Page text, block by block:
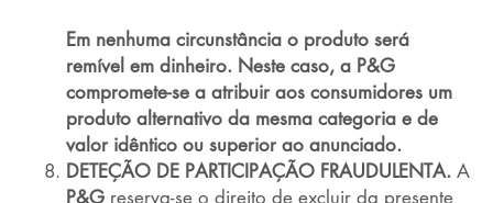
Em nenhuma circunstância o produto será
remível em dinheiro. Neste caso, a P&G
compromete-se a atribuir aos consumidores um
produto alternativo da mesma categoria e de
valor idêntico ou superior ao anunciado.
DETEÇÃO DE PARTICIPAÇÃO FRAUDULENTA. A
P&G reserva-se o direito de excluir da presente